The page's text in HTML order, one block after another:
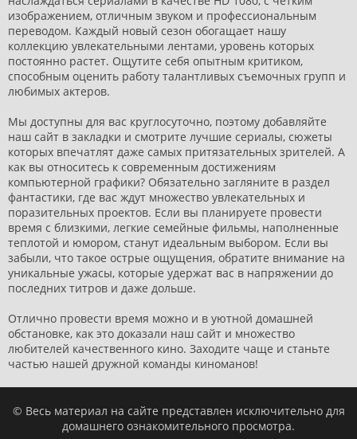
изображением, отличным звуком и профессиональным
переводом. Каждый новый сезон обогащает нашу
коллекцию увлекательными лентами, уровень которых
постоянно растет. Ощутите себя опытным критиком,
способным оценить работу талантливых съемочных групп и
любимых актеров.
Мы доступны для вас круглосуточно, поэтому добавляйте
наш сайт в закладки и смотрите лучшие сериалы, сюжеты
которых впечатлят даже самых притязательных зрителей. А
как вы относитесь к современным достижениям
компьютерной графики? Обязательно загляните в раздел
фантастики, где вас ждут множество увлекательных и
поразительных проектов. Если вы планируете провести
время с близкими, легкие семейные фильмы, наполненные
теплотой и юмором, станут идеальным выбором. Если вы
забыли, что такое острые ощущения, обратите внимание на
уникальные ужасы, которые удержат вас в напряжении до
последних титров и даже дольше.
Отлично провести время можно и в уютной домашней
обстановке, как это доказали наш сайт и множество
любителей качественного кино. Заходите чаще и станьте
частью нашей дружной команды киноманов!
© Весь материал на сайте представлен исключительно для
домашнего ознакомительного просмотра.